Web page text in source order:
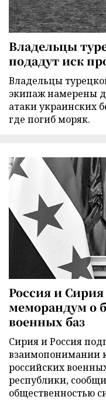
Владельцы
подадут иск
Владельцы
экипаж намерены
атаки украинских
где погиб моряк.
Россия и
меморандум о
военных баз
Сирия и Россия
взаимопонимании
российских
республики,
общественностью